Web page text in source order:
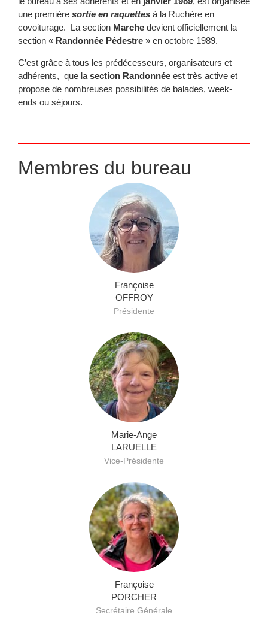
une première sortie en raquettes à la Ruchère en
covoiturage. La section Marche devient officiellement la
section « Randonnée Pédestre » en octobre 1989.
C’est grâce à tous les prédécesseurs, organisateurs et
adhérents, que la section Randonnée est très active et
propose de nombreuses possibilités de balades, week-
ends ou séjours.
Membres du bureau
Françoise
OFFROY
Présidente
Marie-Ange
LARUELLE
Vice-Présidente
Françoise
PORCHER
Secrétaire Générale